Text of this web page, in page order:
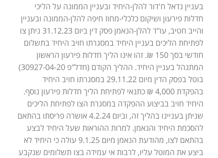
בעניין נדאל ח'דור להלן-היחיד ובעניין הממונה על הליכי
חדלות פירעון ושיקום כלכלי-מחוז חיפה להלן-הממונה ובעניין
והייב חטיב, עו"ד להלן-הנאמן פסק דין ביום 31.12.23 ניתן צו
לפתיחת הליכים בעניין היחיד במסגרתו חויב היחיד בתשלום
חודשי בסך 150 ₪. זהו אינו הליך חדלות פירעון הראשון
המתנהל בעניין היחיד. ההליך הקודם (חדל"פ 30927-04-20)
בוטל בפסק הדין מיום 29.11.22 במסגרתו חויב היחיד
בהפקדת 4,000 ₪ כתנאי לפתיחת הליך חדלות פירעון נוסף.
היחיד חויב בביצוע ההפקדה במסגרת הצו לפתיחת הליכים
שניתן בעניינו בהליך זה, וביום 4.2.24 אושרה פריסתו בהתאם
להסכמת היחיד והנאמן. למרות ההוראות שעל היחיד לבצע
בהתאם לצו, מהודעת הנאמן מיום 9.1.25 עולה כי היחיד לא
ביצע את המוטל עליו, לרבות אי עמידה בצו תשלומים שנקבע